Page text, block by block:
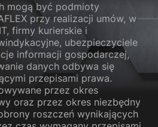
mogą być podmioty
przy realizacji umów, w
firmy kurierskie i
ubezpieczyciele
informacji gospodarczej,
danych odbywa się
przepisami prawa.
przez okres
oraz przez okres niezbędny
roszczeń wynikających